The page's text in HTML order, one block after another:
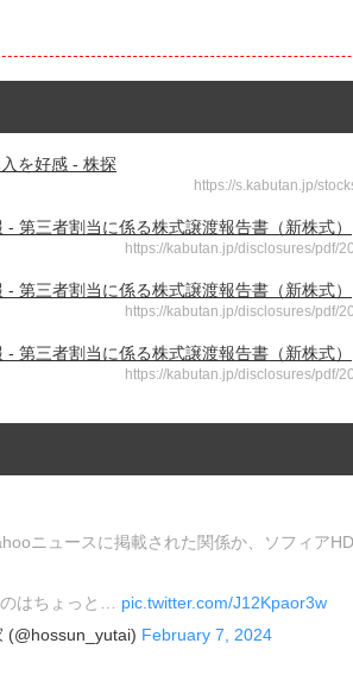
を好感 - 株探
https://s.kabutan.jp/
第三者割当に係る株式譲渡報告書（新株式）
https://kabutan.jp/disclosures/
第三者割当に係る株式譲渡報告書（新株式）
https://kabutan.jp/disclosures/
第三者割当に係る株式譲渡報告書（新株式）
https://kabutan.jp/disclosures/
ニュースに掲載された関係か、ソフィア
はちょっと… pic.twitter.com/J12Kpaor3w
(@hossun_yutai) February 7, 2024